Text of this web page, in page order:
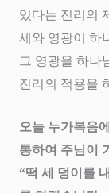
있다는 진리의
세와 영광이 하
그 영광을 하나
진리의 적용을
오늘 누가복음
통하여 주님이
“떡 세 덩이를